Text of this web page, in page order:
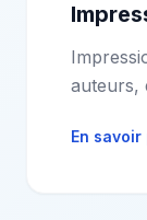
auteurs,
En savoir